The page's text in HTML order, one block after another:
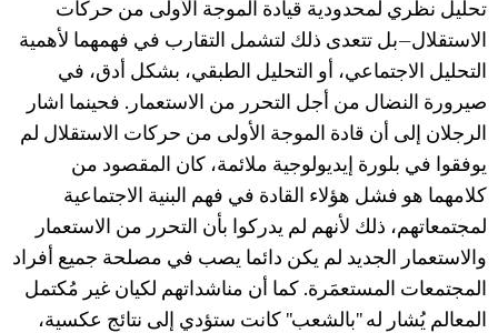
تحليل نظري لمحدودية قيادة الموجة الأولى من حركات
الاستقلال—بل تتعدى ذلك لتشمل التقارب في فهمهما لأهمية
التحليل الاجتماعي، أو التحليل الطبقي، بشكل أدق، في
صيرورة النضال من أجل التحرر من الاستعمار. فحينما اشار
الرجلان إلى أن قادة الموجة الأولى من حركات الاستقلال لم
يوفقوا في بلورة إيديولوجية ملائمة، كان المقصود من
كلامهما هو فشل هؤلاء القادة في فهم البنية الاجتماعية
لمجتمعاتهم، ذلك لأنهم لم يدركوا بأن التحرر من الاستعمار
والاستعمار الجديد لم يكن دائما يصب في مصلحة جميع أفراد
المجتمعات المستعمَرة. كما أن مناشداتهم لكيان غير مُكتمل
المعالم يُشار له "بالشعب" كانت ستؤدي إلى نتائج عكسية،